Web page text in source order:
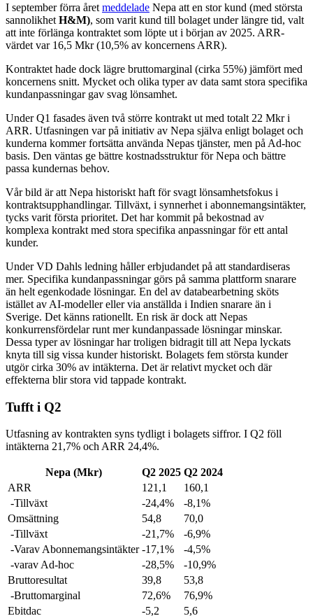
I september förra året meddelade Nepa att en stor kund (med största
sannolikhet H&M), som varit kund till bolaget under längre tid, valt
att inte förlänga kontraktet som löpte ut i början av 2025. ARR-
värdet var 16,5 Mkr (10,5% av koncernens ARR).
Kontraktet hade dock lägre bruttomarginal (cirka 55%) jämfört med
koncernens snitt. Mycket och olika typer av data samt stora specifika
kundanpassningar gav svag lönsamhet.
Under Q1 fasades även två större kontrakt ut med totalt 22 Mkr i
ARR. Utfasningen var på initiativ av Nepa själva enligt bolaget och
kunderna kommer fortsätta använda Nepas tjänster, men på Ad-hoc
basis. Den väntas ge bättre kostnadsstruktur för Nepa och bättre
passa kundernas behov.
Vår bild är att Nepa historiskt haft för svagt lönsamhetsfokus i
kontraktsupphandlingar. Tillväxt, i synnerhet i abonnemangsintäkter,
tycks varit första prioritet. Det har kommit på bekostnad av
komplexa kontrakt med stora specifika anpassningar för ett antal
kunder.
Under VD Dahls ledning håller erbjudandet på att standardiseras
mer. Specifika kundanpassningar görs på samma plattform snarare
än helt egenkodade lösningar. En del av databearbetning sköts
istället av AI-modeller eller via anställda i Indien snarare än i
Sverige. Det känns rationellt. En risk är dock att Nepas
konkurrensfördelar runt mer kundanpassade lösningar minskar.
Dessa typer av lösningar har troligen bidragit till att Nepa lyckats
knyta till sig vissa kunder historiskt. Bolagets fem största kunder
utgör cirka 30% av intäkterna. Det är relativt mycket och där
effekterna blir stora vid tappade kontrakt.
Tufft i Q2
Utfasning av kontrakten syns tydligt i bolagets siffror. I Q2 föll
intäkterna 21,7% och ARR 24,4%.
Nepa (Mkr) Q2 2025 Q2 2024
ARR
121,1
160,1
-Tillväxt
-24,4%
-8,1%
Omsättning
54,8
70,0
-Tillväxt
-21,7%
-6,9%
-Varav Abonnemangsintäkter -17,1%
-4,5%
-varav Ad-hoc
-28,5%
-10,9%
Bruttoresultat
39,8
53,8
-Bruttomarginal
72,6%
76,9%
Ebitdac
-5,2 5,6